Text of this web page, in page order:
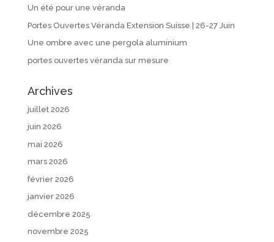
Un été pour une véranda
Portes Ouvertes Véranda Extension Suisse | 26-27 Juin
Une ombre avec une pergola aluminium
portes ouvertes véranda sur mesure
Archives
juillet 2026
juin 2026
mai 2026
mars 2026
février 2026
janvier 2026
décembre 2025
novembre 2025